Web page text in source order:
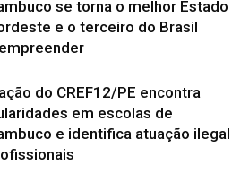
se torna o melhor Estado
e o terceiro do Brasil
do CREF12/PE encontra
em escolas de
e identifica atuação ilegal